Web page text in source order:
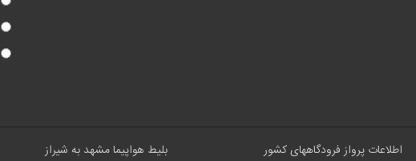
اطلاعات پرواز فرودگاههای کشور بلیط هواپیما مشهد به شیراز